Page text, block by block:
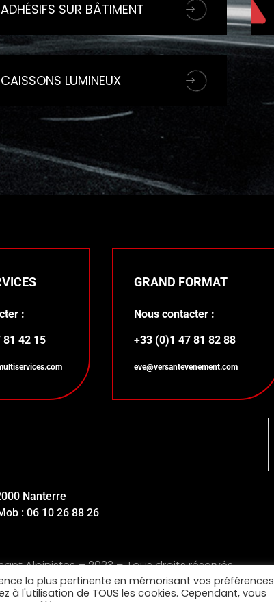
ADHÉSIFS SUR BÂTIMENT
CAISSONS LUMINEUX
:
81 42 15
GRAND FORMAT
Nous contacter :
+33 (0)1 47 81 82 88
eve@versantevenement.com
Nanterre
: 06 10 26 88 26
Alpinistes – 2023 – Tous droits réservés
légales•Politique de confidentialité
la plus pertinente en mémorisant vos préférences
à l'utilisation de TOUS les cookies. Cependant, vous